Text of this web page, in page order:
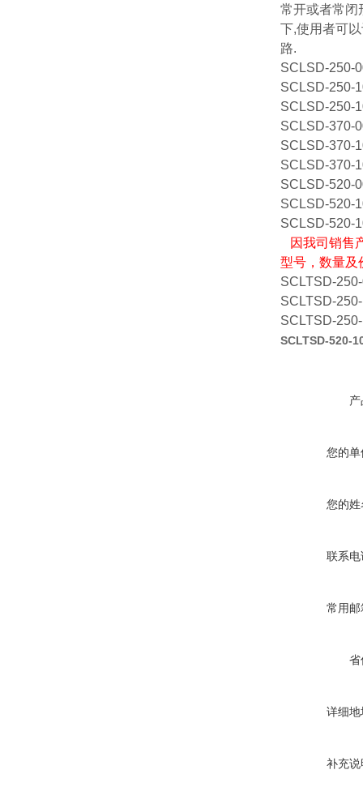
常开或者常闭
下,使用者可
路.
SCLSD-250-
SCLSD-250-
SCLSD-250-
SCLSD-370-
SCLSD-370-
SCLSD-370-
SCLSD-520-
SCLSD-520-
SCLSD-520-
因我司销售
型号，数量及
SCLTSD-
SCLTSD-
SCLTSD-
SCLTSD-520-
您的
您的
联系
常用
省
详细
补充